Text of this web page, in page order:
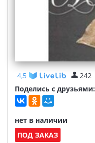
4,5 242
Поделись с друзьями:
нет в наличии
ПОД ЗАКАЗ